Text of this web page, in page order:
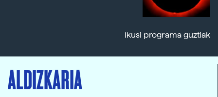
Ikusi programa guztiak
ALDIZKARIA